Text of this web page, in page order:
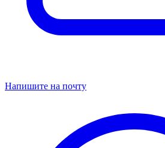
Напишите на почту